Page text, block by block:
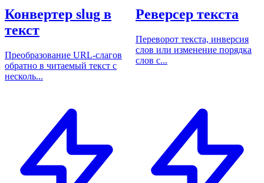
Конвертер slug в
текст
Преобразование URL-слагов
обратно в читаемый текст с
несколь...
Реверсер текста
Переворот текста, инверсия
слов или изменение порядка
слов с...